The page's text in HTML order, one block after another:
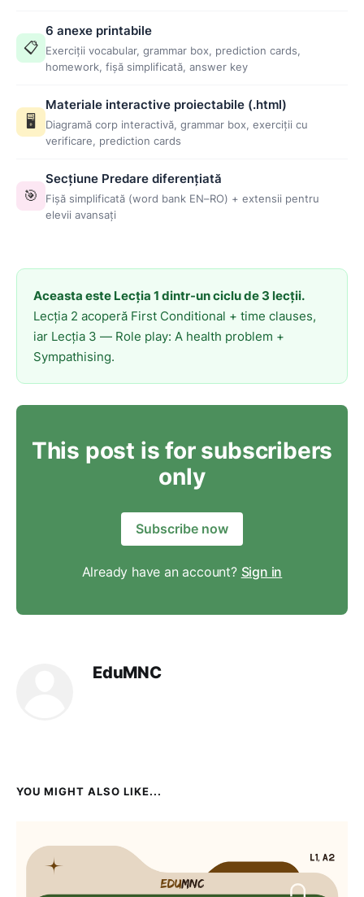
📋
6 anexe printabile
Exerciții vocabular, grammar box, prediction cards,
homework, fișă simplificată, answer key
🖥️
Materiale interactive proiectabile (.html)
Diagramă corp interactivă, grammar box, exerciții cu
verificare, prediction cards
🎯
Secțiune Predare diferențiată
Fișă simplificată (word bank EN–RO) + extensii pentru
elevii avansați
Aceasta este Lecția 1 dintr-un ciclu de 3 lecții.
Lecția 2 acoperă First Conditional + time clauses,
iar Lecția 3 — Role play: A health problem +
Sympathising.
This post is for subscribers
only
Subscribe now
Already have an account? Sign in
EduMNC
YOU MIGHT ALSO LIKE...